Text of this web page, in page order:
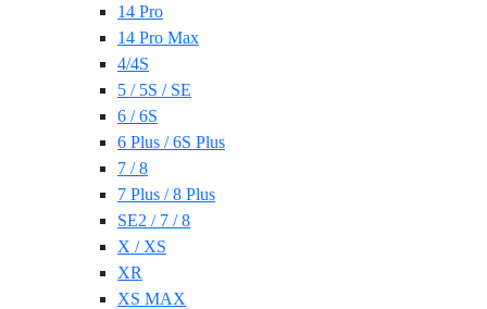
14 Pro
14 Pro Max
4/4S
5 / 5S / SE
6 / 6S
6 Plus / 6S Plus
7 / 8
7 Plus / 8 Plus
SE2 / 7 / 8
X / XS
XR
XS MAX